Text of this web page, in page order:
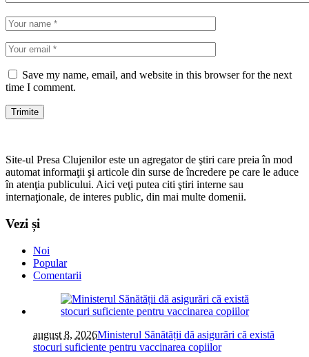
Save my name, email, and website in this browser for the next
time I comment.
Site-ul Presa Clujenilor este un agregator de ştiri care preia în mod
automat informaţii şi articole din surse de încredere pe care le aduce
în atenţia publicului. Aici veţi putea citi ştiri interne sau
internaţionale, de interes public, din mai multe domenii.
Vezi și
Noi
Popular
Comentarii
august 8, 2026Ministerul Sănătății dă asigurări că există
stocuri suficiente pentru vaccinarea copiilor